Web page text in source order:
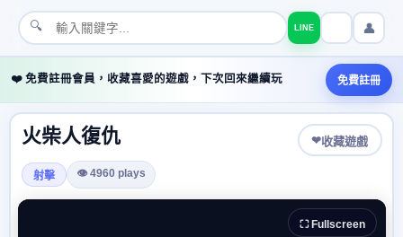
🔍 LINE 👤
❤️ 免費註冊會員，收藏喜愛的遊戲，下次回來繼續玩 免費註冊
火柴人復仇 ❤收藏遊戲
射擊 👁 4960 plays
⛶ Fullscreen